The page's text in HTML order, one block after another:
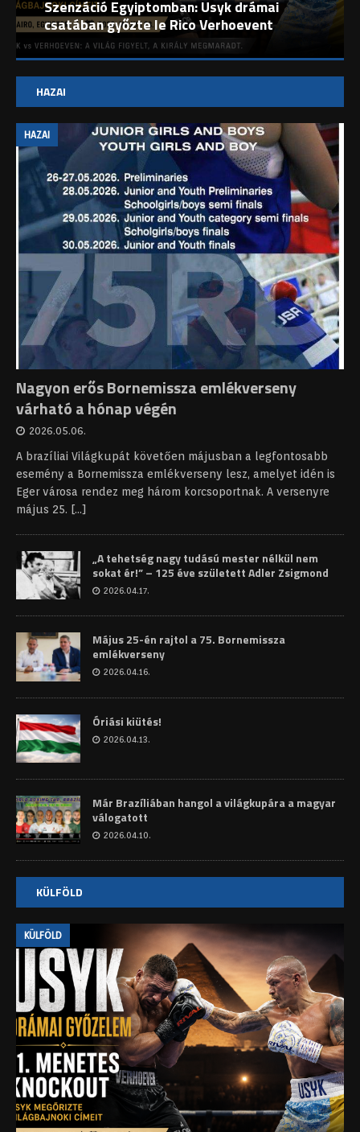
Szenzáció Egyiptomban: Usyk drámai
csatában győzte le Rico Verhoevent
HAZAI
Nagyon erős Bornemissza emlékverseny
várható a hónap végén
HAZAI
2026.05.06.
A brazíliai Világkupát követően májusban a legfontosabb
esemény a Bornemissza emlékverseny lesz, amelyet idén is
Eger városa rendez meg három korcsoportnak. A versenyre
május 25. […]
„A tehetség nagy tudású mester nélkül nem
sokat ér!” – 125 éve született Adler Zsigmond
2026.04.17.
Május 25-én rajtol a 75. Bornemissza
emlékverseny
2026.04.16.
Óriási kiütés!
2026.04.13.
Már Brazíliában hangol a világkupára a magyar
válogatott
2026.04.10.
KÜLFÖLD
KÜLFÖLD